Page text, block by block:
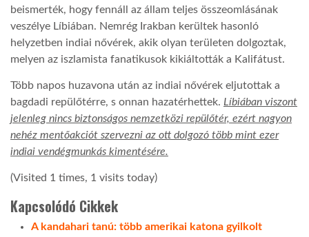
beismerték, hogy fennáll az állam teljes összeomlásának
veszélye Líbiában. Nemrég Irakban kerültek hasonló
helyzetben indiai nővérek, akik olyan területen dolgoztak,
melyen az iszlamista fanatikusok kikiáltották a Kalifátust.
Több napos huzavona után az indiai nővérek eljutottak a
bagdadi repülőtérre, s onnan hazatérhettek. Líbiában viszont
jelenleg nincs biztonságos nemzetközi repülőtér, ezért nagyon
nehéz mentőakciót szervezni az ott dolgozó több mint ezer
indiai vendégmunkás kimentésére.
(Visited 1 times, 1 visits today)
Kapcsolódó Cikkek
A kandahari tanú: több amerikai katona gyilkolt